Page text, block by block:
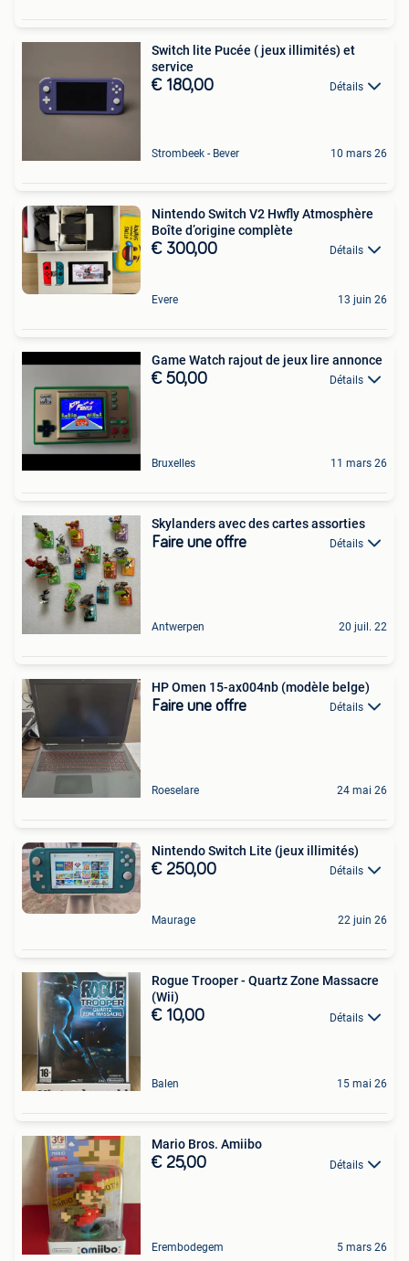
Switch lite Pucée ( jeux illimités) et
service
€ 180,00 Détails
Strombeek - Bever 10 mars 26
Nintendo Switch V2 Hwfly Atmosphère
Boîte d’origine complète
€ 300,00 Détails
Evere 13 juin 26
Game Watch rajout de jeux lire annonce
€ 50,00 Détails
Bruxelles 11 mars 26
Skylanders avec des cartes assorties
Faire une offre Détails
Antwerpen 20 juil. 22
HP Omen 15-ax004nb (modèle belge)
Faire une offre Détails
Roeselare 24 mai 26
Nintendo Switch Lite (jeux illimités)
€ 250,00 Détails
Maurage 22 juin 26
Rogue Trooper - Quartz Zone Massacre
(Wii)
€ 10,00 Détails
Balen 15 mai 26
Mario Bros. Amiibo
€ 25,00 Détails
Erembodegem 5 mars 26